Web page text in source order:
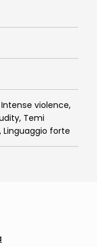
violence,
Temi
Linguaggio forte